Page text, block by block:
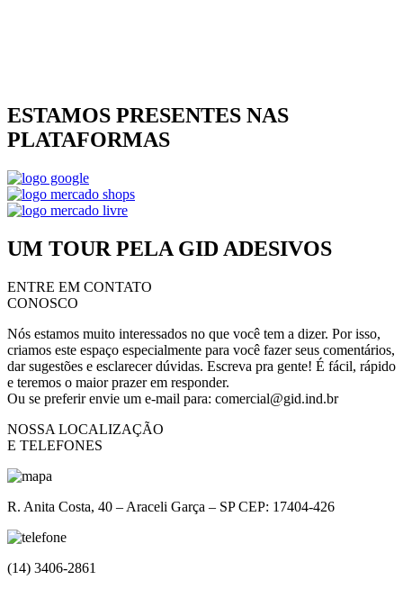
ESTAMOS PRESENTES NAS
PLATAFORMAS
UM TOUR PELA GID ADESIVOS
ENTRE EM CONTATO
CONOSCO
Nós estamos muito interessados no que você tem a dizer. Por isso,
criamos este espaço especialmente para você fazer seus comentários,
dar sugestões e esclarecer dúvidas. Escreva pra gente! É fácil, rápido
e teremos o maior prazer em responder.
Ou se preferir envie um e-mail para: comercial@gid.ind.br
NOSSA LOCALIZAÇÃO
E TELEFONES
R. Anita Costa, 40 – Araceli Garça – SP CEP: 17404-426
(14) 3406-2861